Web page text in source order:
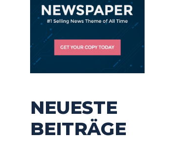
NEUESTE
BEITRÄGE